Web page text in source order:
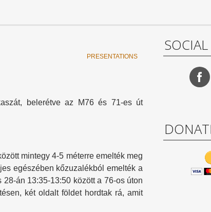
PRESENTATIONS
belerétve az M76 és 71-es út
mintegy 4-5 méterre emelték meg
egészében kőzuzalékból emelték a
án 13:35-13:50 között a 76-os úton
két oldalt földet hordtak rá, amit